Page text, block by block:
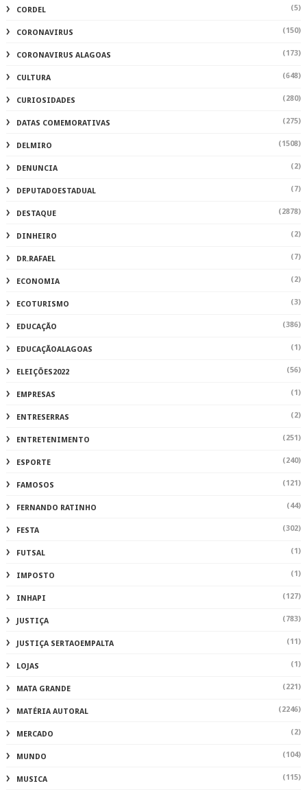
CORDEL (5)
CORONAVIRUS (150)
CORONAVIRUS ALAGOAS (173)
CULTURA (648)
CURIOSIDADES (280)
DATAS COMEMORATIVAS (275)
DELMIRO (1508)
DENUNCIA (2)
DEPUTADOESTADUAL (7)
DESTAQUE (2878)
DINHEIRO (2)
DR.RAFAEL (7)
ECONOMIA (2)
ECOTURISMO (3)
EDUCAÇÃO (386)
EDUCAÇÃOALAGOAS (1)
ELEIÇÕES2022 (56)
EMPRESAS (1)
ENTRESERRAS (2)
ENTRETENIMENTO (251)
ESPORTE (240)
FAMOSOS (121)
FERNANDO RATINHO (44)
FESTA (302)
FUTSAL (1)
IMPOSTO (1)
INHAPI (127)
JUSTIÇA (783)
JUSTIÇA SERTAOEMPALTA (11)
LOJAS (1)
MATA GRANDE (221)
MATÉRIA AUTORAL (2246)
MERCADO (2)
MUNDO (104)
MUSICA (115)